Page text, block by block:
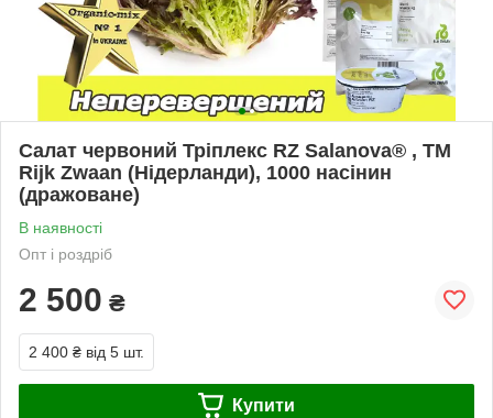
Салат червоний Тріплекс RZ Salanova® , ТМ
Rijk Zwaan (Нідерланди), 1000 насінин
(дражоване)
В наявності
Опт і роздріб
2 500 ₴
2 400 ₴ від 5 шт.
Купити